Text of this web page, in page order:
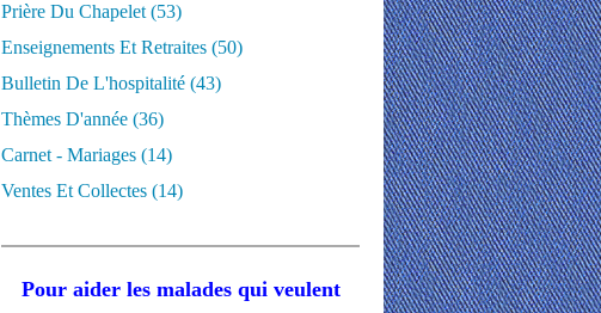
Prière Du Chapelet (53)
Enseignements Et Retraites (50)
Bulletin De L'hospitalité (43)
Thèmes D'année (36)
Carnet - Mariages (14)
Ventes Et Collectes (14)
Pour aider les malades qui veulent